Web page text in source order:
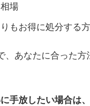
場
もお得に処分する
、あなたに合った
手放したい場合は